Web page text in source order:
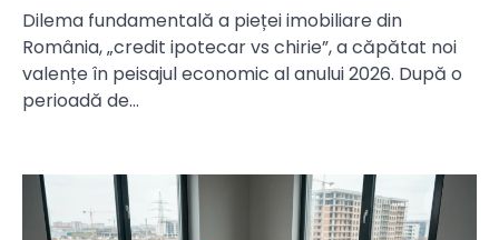
Dilema fundamentală a pieței imobiliare din
România, „credit ipotecar vs chirie”, a căpătat noi
valențe în peisajul economic al anului 2026. După o
perioadă de…